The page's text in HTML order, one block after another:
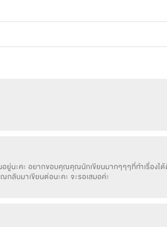
ยู่นะคะ อยากขอบคุณคุณนักเขียนมากๆๆๆที่ทำเรื่องได้
กลับมาเขียนต่อนะคะ จะรอเสมอค่ะ